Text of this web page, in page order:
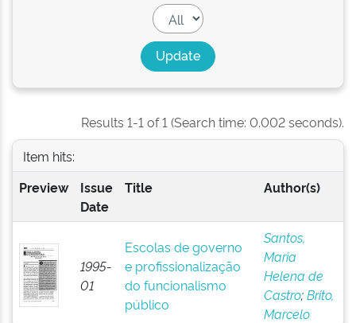
Results 1-1 of 1 (Search time: 0.002 seconds).
Item hits:
Preview
Issue
Date
Title Author(s)
1995-
01
Escolas de governo
e profissionalização
do funcionalismo
público
Santos,
Maria
Helena de
Castro;Brito,
Marcelo